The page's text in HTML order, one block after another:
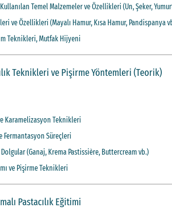
Kullanılan Temel Malzemeler ve Özellikleri (Un, Şeker,
ve Özellikleri (Mayalı Hamur, Kısa Hamur, Pandispanya
Teknikleri, Mutfak Hijyeni
Teknikleri ve Pişirme Yöntemleri (Teorik)
Karamelizasyon Teknikleri
Fermantasyon Süreçleri
(Ganaj, Krema Pastissière, Buttercream vb.)
ve Pişirme Teknikleri
Pastacılık Eğitimi